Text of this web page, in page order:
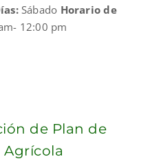
Sábado Horario de
12:00 pm
de Plan de
Agrícola